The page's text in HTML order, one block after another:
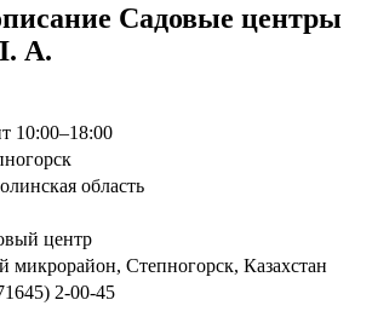
Садовые центры
А.
10:00–18:00
область
центр
микрорайон, Степногорск, Казахстан
2-00-45